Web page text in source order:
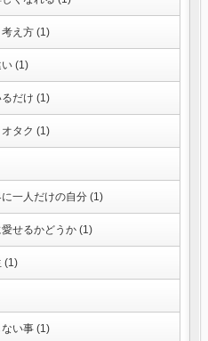
え方 (1)
(1)
だけ (1)
タク (1)
一人だけの自分 (1)
せるかどうか (1)
(1)
い事 (1)